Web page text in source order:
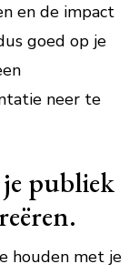
en de impact
goed op je
neer te
publiek
houden met je